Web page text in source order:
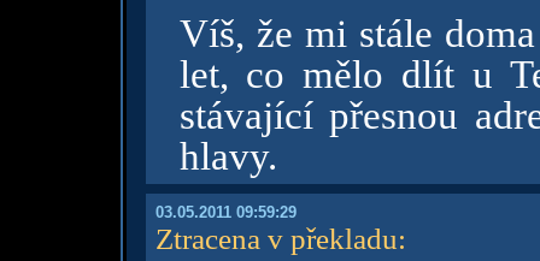
Víš, že mi stále
let, co mělo dlít u
stávající přesnou
hlavy.
03.05.2011 09:59:29
Ztracena v překladu: